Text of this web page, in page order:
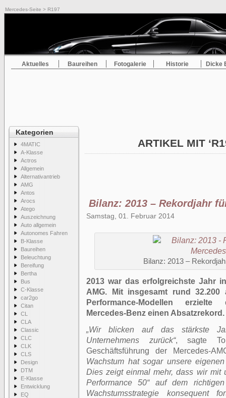
Mercedes-Seite > R197
Aktuelles Baureihen Fotogalerie Historie Dicke
Kategorien
4MATIC
A-Klasse
Actros
Allgemein
Alternativantrieb
AMG
Antos
Arocs
Atego
Auszeichnung
Auto allgemein
Autonomes Fahren
B-Klasse
Baureihen
Beleuchtung
Bereifung
Bertha
Bus
C-Klasse
car2go
Citan
CL
CLA
Classic
CLC
CLK
CLS
Design
DTM
E-Klasse
Entwicklung
EQ
ARTIKEL MIT
Bilanz: 2013 – Rekordjahr
Samstag, 01. Februar 2014
Bilanz: 2013 –
2013 war das erfolgreichste Jahr
AMG. Mit insgesamt rund 32.200
Performance-Modellen
Mercedes-Benz einen Absatzrekord.
„Wir blicken auf das stärkste
Unternehmens zurück“, sagte
Geschäftsführung der Mercedes-
Wachstum hat sogar unsere
Dies zeigt einmal mehr, dass wir mit
Performance 50“ auf dem
Wachstumsstrategie konsequent